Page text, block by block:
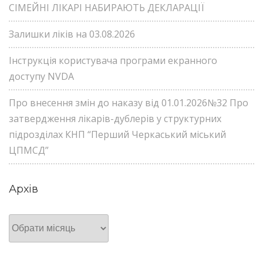
СІМЕЙНІ ЛІКАРІ НАБИРАЮТЬ ДЕКЛАРАЦІЇ
Залишки ліків на 03.08.2026
Інструкція користувача програми екранного
доступу NVDA
Про внесення змін до наказу від 01.01.2026№32 Про
затвердження лікарів-дублерів у структурних
підрозділах КНП “Перший Черкаський міський
ЦПМСД”
Архів
Архів